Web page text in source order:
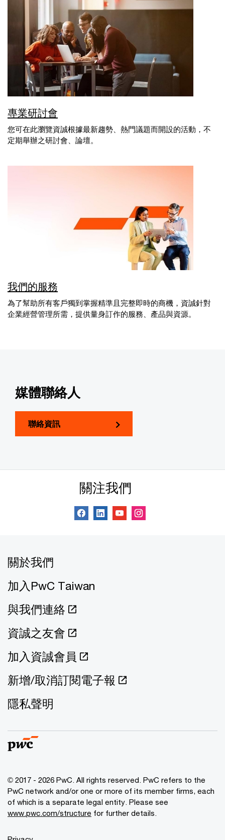
專業研討會
您可在此瀏覽資誠根據最新趨勢、熱門議題而開設的活動，不
定期舉辦之研討會、論壇。
我們的服務
為了幫助所有客戶獨到掌握精準且完整即時的商機，資誠針對
企業經營管理所需，提供量身訂作的服務、產品與資源。
媒體聯絡人
聯絡資訊
關注我們
關於我們
加入PwC Taiwan
與我們連絡
資誠之友會
加入資誠會員
新增/取消訂閱電子報
隱私聲明
© 2017 - 2026 PwC. All rights reserved. PwC refers to the
PwC network and/or one or more of its member firms, each
of which is a separate legal entity. Please see
www.pwc.com/structure for further details.